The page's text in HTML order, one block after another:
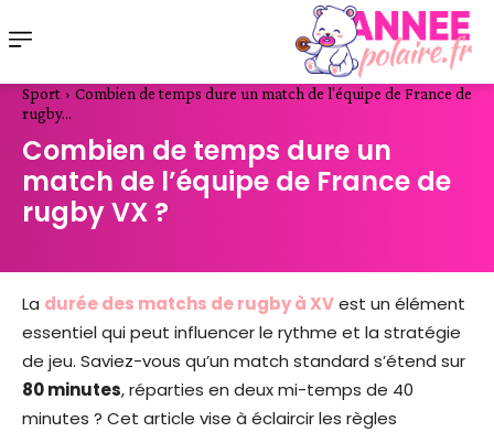
Sport
Combien de temps dure un match de l'équipe de France de
rugby...
Combien de temps dure un
match de l’équipe de France de
rugby VX ?
La durée des matchs de rugby à XVest un élément
essentiel qui peut influencer le rythme et la stratégie
de jeu. Saviez-vous qu’un match standard s’étend sur
80 minutes, réparties en deux mi-temps de 40
minutes ? Cet article vise à éclaircir les règles